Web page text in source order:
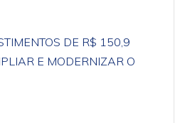
DE R$ 150,9
E MODERNIZAR O